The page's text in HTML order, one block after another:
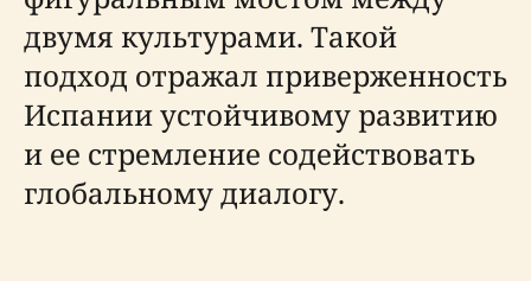
двумя культурами. Такой
подход отражал приверженность
Испании устойчивому развитию
и ее стремление содействовать
глобальному диалогу.